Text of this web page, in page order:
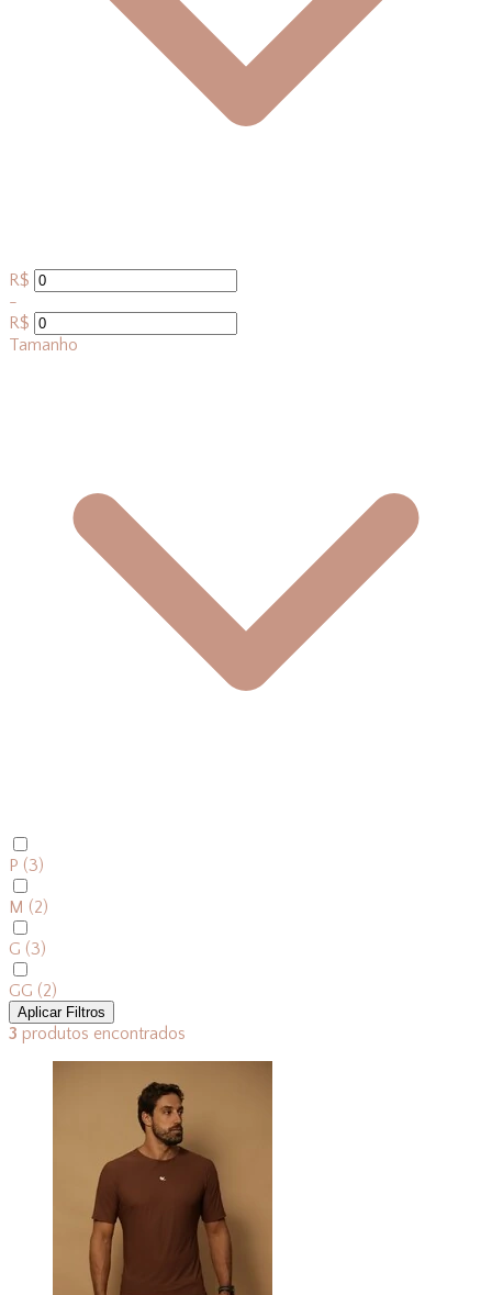
R$
-
R$
Tamanho
P (3)
M (2)
G (3)
GG (2)
Aplicar Filtros
3 produtos encontrados